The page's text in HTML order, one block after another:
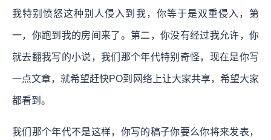
我特别愤怒这种别人侵入到我，你等于是双重侵入，第
一，你跑到我的房间来了。第二，你没有经过我允许，你
就去翻我写的小说，我们那个年代特别奇怪，现在是你写
一点文章，就希望赶快PO到网络上让大家共享，希望大家
都看到。
我们那个年代不是这样，你写的稿子你要么你将来发表，